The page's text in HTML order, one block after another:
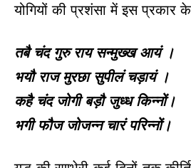
योगियों की प्रशंसा में इस प्रकार
तबै चंद गुरु राय सन्मुख्ख आयं ।
भयौ राज मुरछा सुपीलं चड़ायं ।
कहै चंद जोगी बड़ौ जुध्ध किन्नों।
भगी फौज जोजन्न चारं परिन्नों।